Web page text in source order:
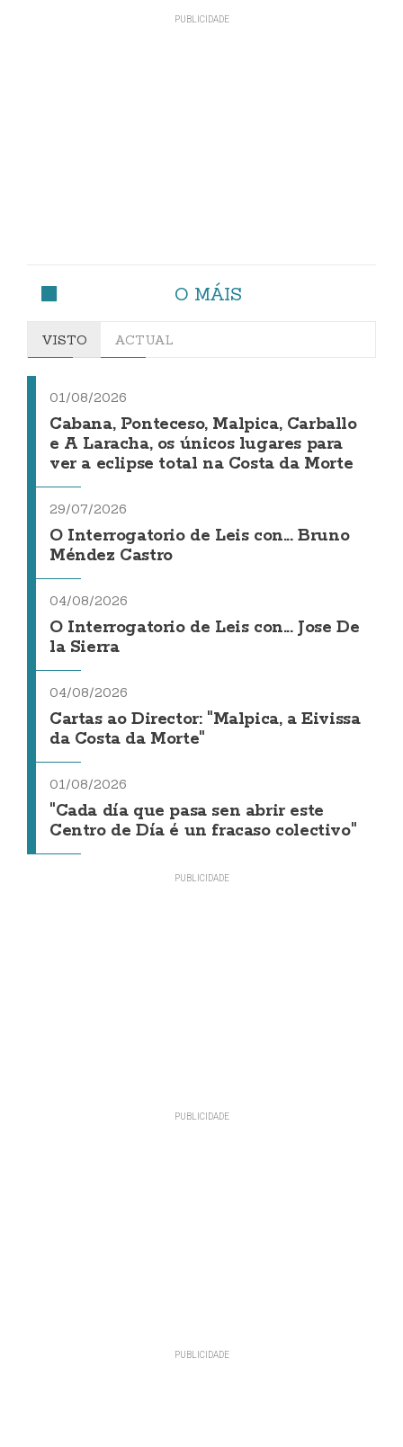
O MÁIS
VISTO ACTUAL
01/08/2026
Cabana, Ponteceso, Malpica, Carballo
e A Laracha, os únicos lugares para
ver a eclipse total na Costa da Morte
29/07/2026
O Interrogatorio de Leis con... Bruno
Méndez Castro
04/08/2026
O Interrogatorio de Leis con... Jose De
la Sierra
04/08/2026
Cartas ao Director: "Malpica, a Eivissa
da Costa da Morte"
01/08/2026
"Cada día que pasa sen abrir este
Centro de Día é un fracaso colectivo"